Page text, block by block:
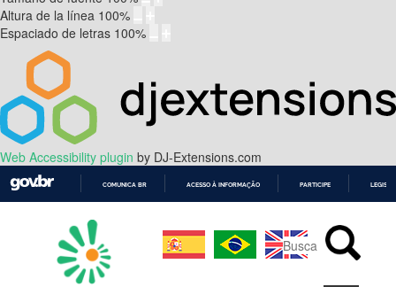
Altura de la línea 100%
Espaciado de letras 100%
Web Accessibility plugin by DJ-Extensions.com
CONTEÚDO
COMUNICA BR ACESSO À INFORMAÇÃO PARTICIPE